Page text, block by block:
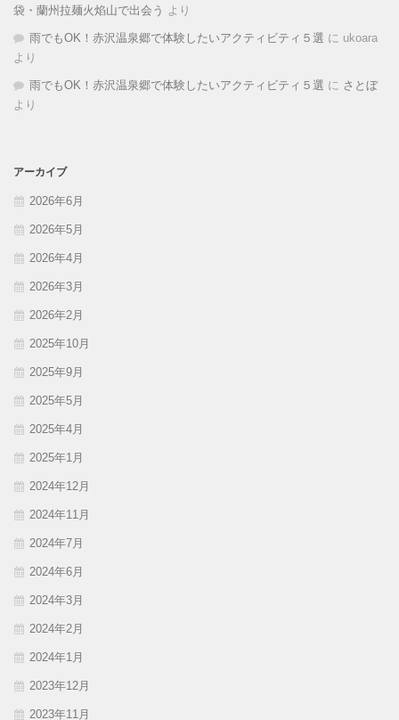
袋・蘭州拉麺火焰山で出会う より
雨でもOK！赤沢温泉郷で体験したいアクティビティ５選 に ukoara
より
雨でもOK！赤沢温泉郷で体験したいアクティビティ５選 に さとぼ
より
アーカイブ
2026年6月
2026年5月
2026年4月
2026年3月
2026年2月
2025年10月
2025年9月
2025年5月
2025年4月
2025年1月
2024年12月
2024年11月
2024年7月
2024年6月
2024年3月
2024年2月
2024年1月
2023年12月
2023年11月